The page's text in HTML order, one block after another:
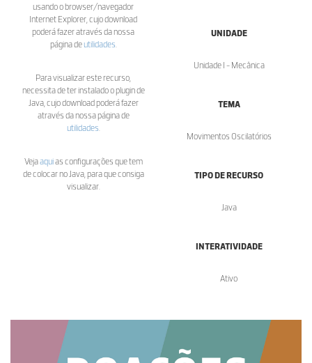
usando o browser/navegador
Internet Explorer, cujo download
poderá fazer através da nossa
página deutilidades
Para visualizar este recurso,
necessita de ter instalado o plugin de
Java, cujo download poderá fazer
através da nossa página de
utilidades
Vejaaquias configurações que tem
de colocar no Java, para que consiga
visualizar.
UNIDADE
Unidade I - Mecânica
TEMA
Movimentos Oscilatórios
TIPO DE RECURSO
Java
INTERATIVIDADE
Ativo